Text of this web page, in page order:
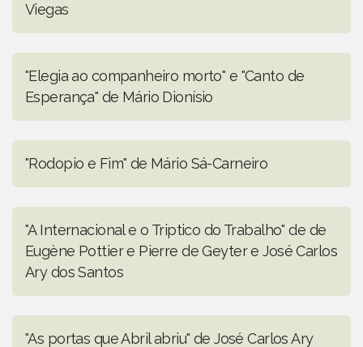
Viegas
"Elegia ao companheiro morto" e "Canto de
Esperança" de Mário Dionísio
"Rodopio e Fim" de Mário Sá-Carneiro
"A Internacional e o Triptico do Trabalho" de de
Eugène Pottier e Pierre de Geyter e José Carlos
Ary dos Santos
"As portas que Abril abriu" de José Carlos Ary